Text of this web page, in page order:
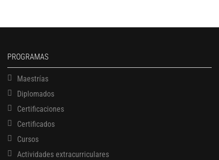
PROGRAMAS
Maestrías
Diplomados
Certificaciones
Certificados
Cursos
Actividades extracurriculares